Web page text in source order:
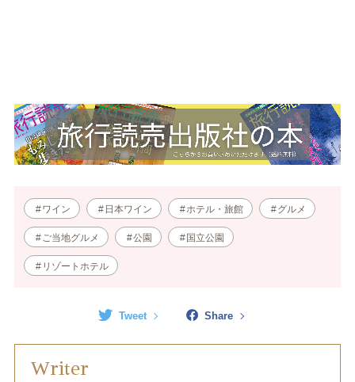
ワイン 日本ワイン ホテル・旅館 グルメ
ご当地グルメ 公園 国立公園
リゾートホテル
Tweet Share
Writer